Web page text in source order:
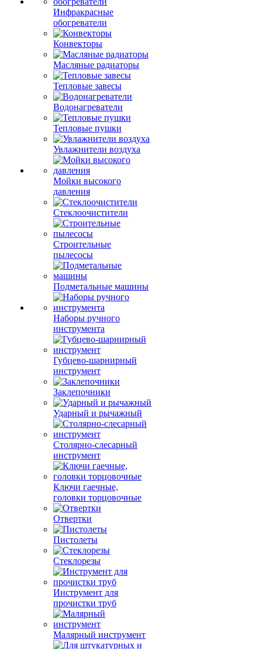
Инфракрасные
обогреватели
Конвекторы
Масляные радиаторы
Тепловые завесы
Водонагреватели
Тепловые пушки
Увлажнители воздуха
Мойки высокого
давления
Стеклоочистители
Строительные
пылесосы
Подметальные машины
Наборы ручного
инструмента
Губцево-шарнирный
инструмент
Заклепочники
Ударный и рычажный
Столярно-слесарный
инструмент
Ключи гаечные,
головки торцовочные
Отвертки
Пистолеты
Стеклорезы
Инструмент для
прочистки труб
Малярный инструмент